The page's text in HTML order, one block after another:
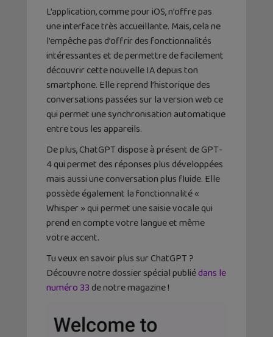
L’application, comme pour iOS, n’offre pas
une interface très accueillante. Mais, cela ne
l’empêche pas d’offrir des fonctionnalités
intéressantes et de permettre de facilement
découvrir cette nouvelle IA depuis ton
smartphone. Elle reprend l’historique des
conversations passées sur la version web ce
qui permet une synchronisation automatique
entre tous les appareils.
De plus, ChatGPT dispose à présent de GPT-
4 qui permet des réponses plus développées
mais aussi une conversation plus fluide. Elle
possède également la fonctionnalité «
Whisper » qui permet une saisie vocale qui
prend en compte votre langue et même
votre accent.
Tu veux en savoir plus sur ChatGPT ?
Découvre notre dossier spécial publiédans le
numéro 33 de notre magazine !